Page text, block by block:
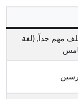
ملف مهم جداً, (لغة